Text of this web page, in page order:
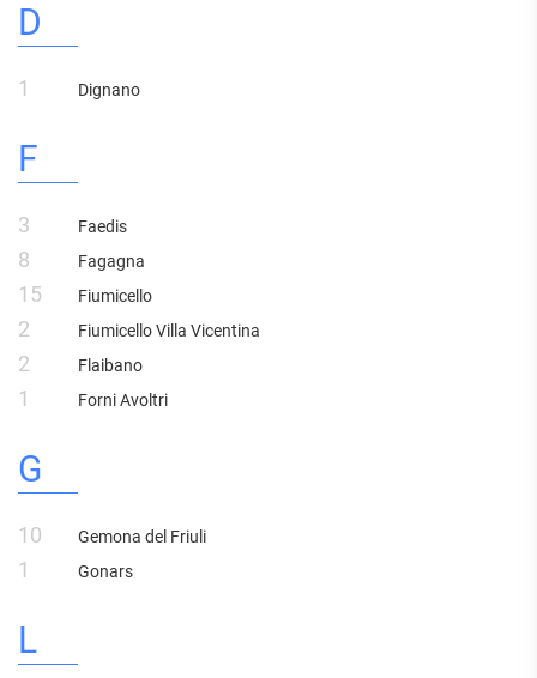
D
1 Dignano
F
3 Faedis
8 Fagagna
15 Fiumicello
2 Fiumicello Villa Vicentina
2 Flaibano
1 Forni Avoltri
G
10 Gemona del Friuli
1 Gonars
L